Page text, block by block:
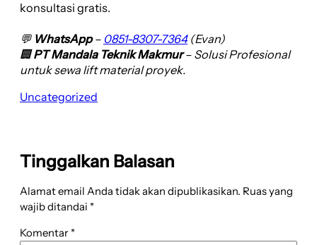
konsultasi gratis.
💬 WhatsApp– 0851-8307-7364(Evan)
🏢PT Mandala Teknik Makmur– Solusi Profesional
untuk sewa lift material proyek.
Uncategorized
Tinggalkan Balasan
Alamat email Anda tidak akan dipublikasikan. Ruas yang
wajib ditandai *
Komentar *